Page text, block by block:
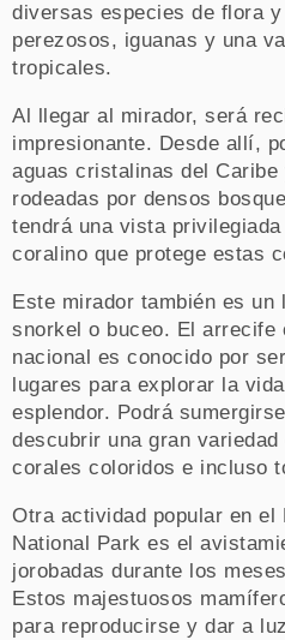
diversas especies de flora
perezosos, iguanas y una
tropicales.
Al llegar al mirador, será
impresionante. Desde allí,
aguas cristalinas del
rodeadas por densos
tendrá una vista
coralino que protege estas
Este mirador también es
snorkel o buceo. El arrecife
nacional es conocido por
lugares para explorar la
esplendor. Podrá
descubrir una gran
corales coloridos e incluso
Otra actividad popular en el
National Park es el
jorobadas durante los
Estos majestuosos
para reproducirse y dar a